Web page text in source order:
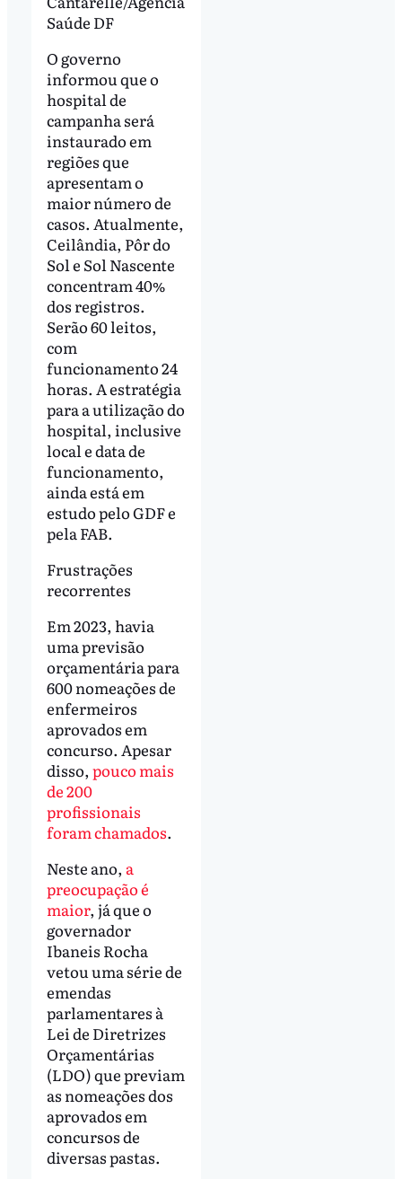
Saúde DF
O governo
informou que o
hospital de
campanha será
instaurado em
regiões que
apresentam o
maior número de
casos. Atualmente,
Ceilândia, Pôr do
Sol e Sol Nascente
concentram 40%
dos registros.
Serão 60 leitos,
com
funcionamento 24
horas. A estratégia
para a utilização do
hospital, inclusive
local e data de
funcionamento,
ainda está em
estudo pelo GDF e
pela FAB.
Frustrações
recorrentes
Em 2023, havia
uma previsão
orçamentária para
600 nomeações de
enfermeiros
aprovados em
concurso. Apesar
disso, pouco mais
de 200
profissionais
foram chamados.
Neste ano, a
preocupação é
maior, já que o
governador
Ibaneis Rocha
vetou uma série de
emendas
parlamentares à
Lei de Diretrizes
Orçamentárias
(LDO) que previam
as nomeações dos
aprovados em
concursos de
diversas pastas.